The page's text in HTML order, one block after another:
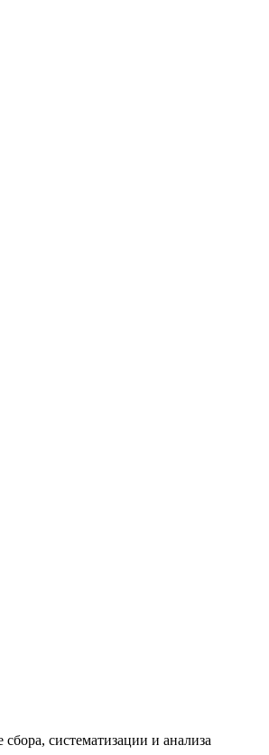
систематизации и анализа